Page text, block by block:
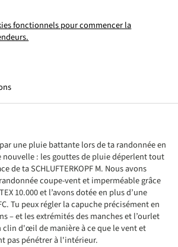
fonctionnels pour commencer la
une pluie battante lors de ta randonnée en
nouvelle : les gouttes de pluie déperlent tout
de ta SCHLUFTERKOPF M. Nous avons
coupe-vent et imperméable grâce
10.000 et l’avons dotée en plus d’une
Tu peux régler la capuche précisément en
– et les extrémités des manches et l’ourlet
clin d'œil de manière à ce que le vent et
pas pénétrer à l'intérieur.